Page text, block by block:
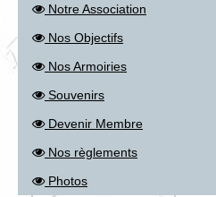
Notre Association
Nos Objectifs
Nos Armoiries
Souvenirs
Devenir Membre
Nos règlements
Photos